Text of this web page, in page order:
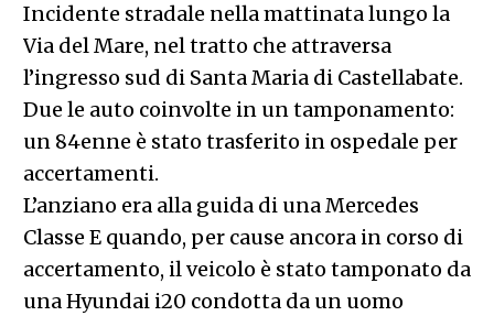
Incidente stradale nella mattinata lungo la
Via del Mare, nel tratto che attraversa
l’ingresso sud di Santa Maria di Castellabate.
Due le auto coinvolte in un tamponamento:
un 84enne è stato trasferito in ospedale per
accertamenti.
L’anziano era alla guida di una Mercedes
Classe E quando, per cause ancora in corso di
accertamento, il veicolo è stato tamponato da
una Hyundai i20 condotta da un uomo